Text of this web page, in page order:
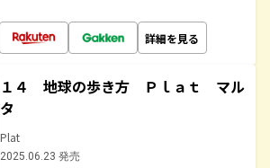
詳細を見る
１４ 地球の歩き方 Ｐｌａｔ マル
タ
Plat
2025.06.23 発売